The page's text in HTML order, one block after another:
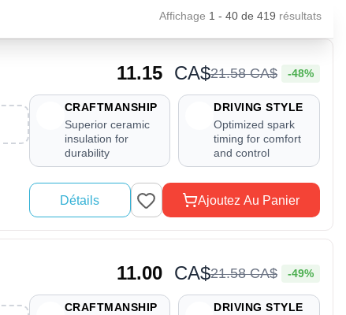
Affichage 1 - 40 de 419 résultats
11.15 CA$21.58CA$ -48%
CRAFTMANSHIP
Superior ceramic
insulation for
durability
DRIVING STYLE
Optimized spark
timing for comfort
and control
Détails Ajoutez Au Panier
11.00 CA$21.58CA$ -49%
CRAFTMANSHIP
DRIVING STYLE